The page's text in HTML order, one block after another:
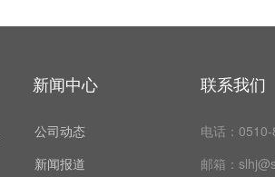
新闻中心
公司动态
新闻报道
联系我们​
电话：
邮箱：